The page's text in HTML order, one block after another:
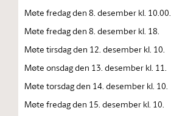
Møte fredag den 8. desember kl. 10.00.
Møte fredag den 8. desember kl. 18.
Møte tirsdag den 12. desember kl. 10.
Møte onsdag den 13. desember kl. 11.
Møte torsdag den 14. desember kl. 10.
Møte fredag den 15. desember kl. 10.